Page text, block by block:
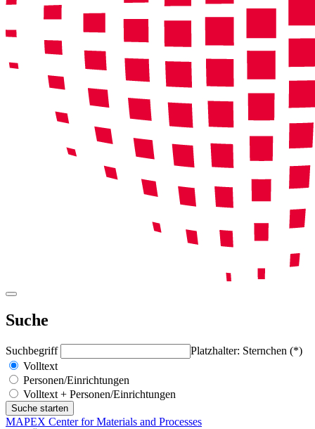
Suche
Suchbegriff
Platzhalter: Sternchen (*)
Volltext
Personen/Einrichtungen
Volltext + Personen/Einrichtungen
MAPEX Center for Materials and Processes